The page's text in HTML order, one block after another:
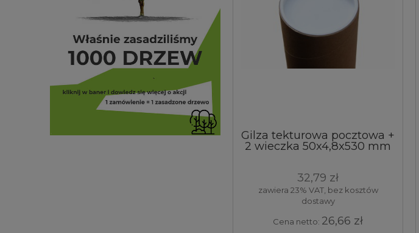
Gilza tekturowa pocztowa +
2 wieczka 50x4,8x530 mm
sztuk
32,79 zł
zawiera 23% VAT, bez kosztów
dostawy
Cena netto: 26,66 zł